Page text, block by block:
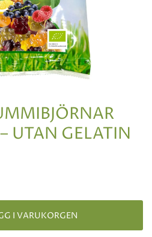
UTAN GELATIN
I VARUKORGEN